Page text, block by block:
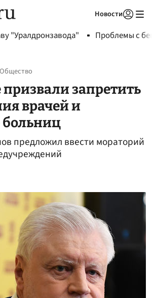
Новости
"Уралдронзавода" Проблемы с
Общество
призвали запретить
врачей и
предложил ввести мораторий